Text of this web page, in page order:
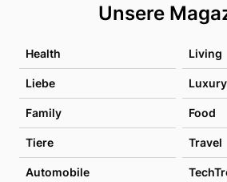
Unsere
Health Living
Liebe Luxury
Family Food
Tiere Travel
Automobile